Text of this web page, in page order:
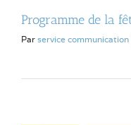
Programme de la
Par service communication